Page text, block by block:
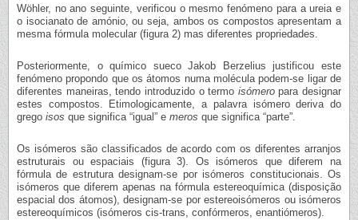
Wöhler, no ano seguinte, verificou o mesmo fenómeno para a ureia e
o isocianato de amónio, ou seja, ambos os compostos apresentam a
mesma fórmula molecular (figura 2) mas diferentes propriedades.
Posteriormente, o químico sueco Jakob Berzelius justificou este
fenómeno propondo que os átomos numa molécula podem-se ligar de
diferentes maneiras, tendo introduzido o termo isómeropara designar
estes compostos. Etimologicamente, a palavra isómero deriva do
grego isos que significa “igual” e meros que significa “parte”.
Os isómeros são classificados de acordo com os diferentes arranjos
estruturais ou espaciais (figura 3). Os isómeros que diferem na
fórmula de estrutura designam-se por isómeros constitucionais. Os
isómeros que diferem apenas na fórmula estereoquímica (disposição
espacial dos átomos), designam-se por estereoisómeros ou isómeros
estereoquímicos (isómeros cis-trans, confórmeros, enantiómeros).